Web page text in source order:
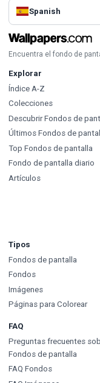
Spanish
Encuentra el fondo de
Explorar
Índice A-Z
Colecciones
Descubrir Fondos de
Últimos Fondos de
Top Fondos de pantalla
Fondo de pantalla diario
Artículos
Tipos
Fondos de pantalla
Fondos
Imágenes
Páginas para Colorear
FAQ
Preguntas frecuentes
Fondos de pantalla
FAQ Fondos